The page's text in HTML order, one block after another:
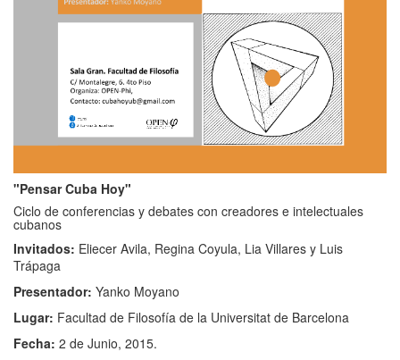
"Pensar Cuba Hoy"
Ciclo de conferencias y debates con creadores e intelectuales
cubanos
Invitados: Eliecer Avila, Regina Coyula, Lia Villares y Luis
Trápaga
Presentador: Yanko Moyano
Lugar: Facultad de Filosofía de la Universitat de Barcelona
Fecha: 2 de Junio, 2015.